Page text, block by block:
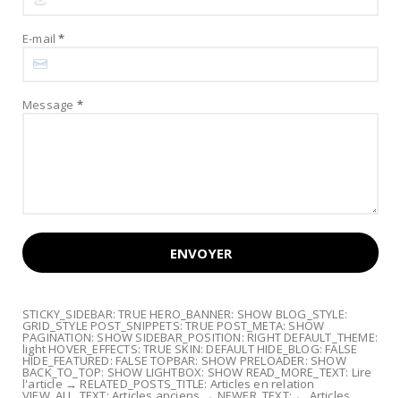
E-mail*
Message *
STICKY_SIDEBAR: TRUE HERO_BANNER: SHOW BLOG_STYLE:
GRID_STYLE POST_SNIPPETS: TRUE POST_META: SHOW
PAGINATION: SHOW SIDEBAR_POSITION: RIGHT DEFAULT_THEME:
light HOVER_EFFECTS: TRUE SKIN: DEFAULT HIDE_BLOG: FALSE
HIDE_FEATURED: FALSE TOPBAR: SHOW PRELOADER: SHOW
BACK_TO_TOP: SHOW LIGHTBOX: SHOW READ_MORE_TEXT: Lire
l'article → RELATED_POSTS_TITLE: Articles en relation